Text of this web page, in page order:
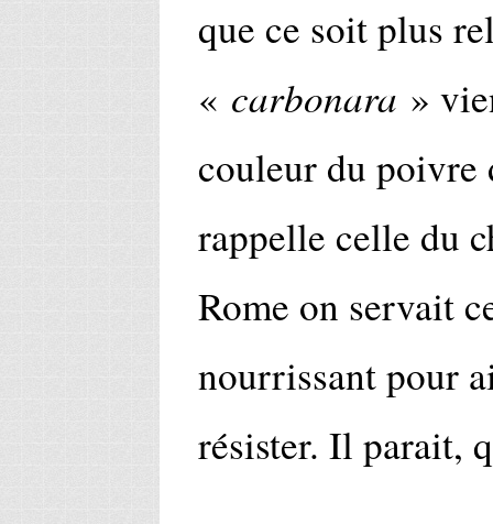
que ce soit plus
« carbonara »
couleur du poivre
rappelle celle du
Rome on servait
nourrissant pour
résister. Il parait,